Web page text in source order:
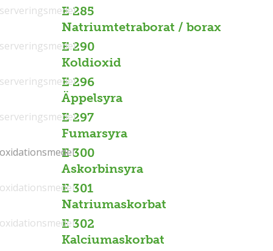
E 285
Natriumtetraborat / borax
E 290
Koldioxid
E 296
Äppelsyra
E 297
Fumarsyra
E 300
Askorbinsyra
E 301
Natriumaskorbat
E 302
Kalciumaskorbat